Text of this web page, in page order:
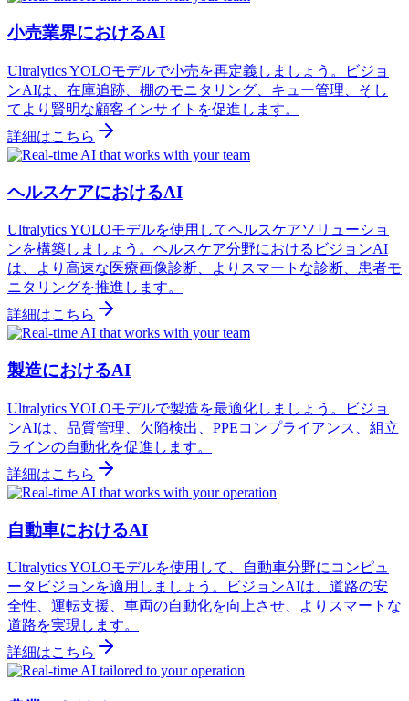
小売業界におけるAI
Ultralytics YOLOモデルで小売を再定義しましょう。ビジョ
ンAIは、在庫追跡、棚のモニタリング、キュー管理、そし
てより賢明な顧客インサイトを促進します。
詳細はこちら
ヘルスケアにおけるAI
Ultralytics YOLOモデルを使用してヘルスケアソリューショ
ンを構築しましょう。ヘルスケア分野におけるビジョンAI
は、より高速な医療画像診断、よりスマートな診断、患者モ
ニタリングを推進します。
詳細はこちら
製造におけるAI
Ultralytics YOLOモデルで製造を最適化しましょう。ビジョ
ンAIは、品質管理、欠陥検出、PPEコンプライアンス、組立
ラインの自動化を促進します。
詳細はこちら
自動車におけるAI
Ultralytics YOLOモデルを使用して、自動車分野にコンピュ
ータビジョンを適用しましょう。ビジョンAIは、道路の安
全性、運転支援、車両の自動化を向上させ、よりスマートな
道路を実現します。
詳細はこちら